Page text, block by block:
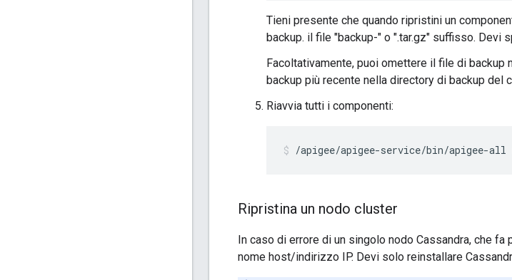
Tieni presente che quando ripristini un
backup. il file "backup-" o ".tar.gz" suffisso.
Facoltativamente, puoi omettere il file di backup
backup più recente nella directory di backup del
Riavvia tutti i componenti:
/apigee/apigee-service/bin/apigee-
Ripristina un nodo cluster
In caso di errore di un singolo nodo Cassandra, che
nome host/indirizzo IP. Devi solo reinstallare